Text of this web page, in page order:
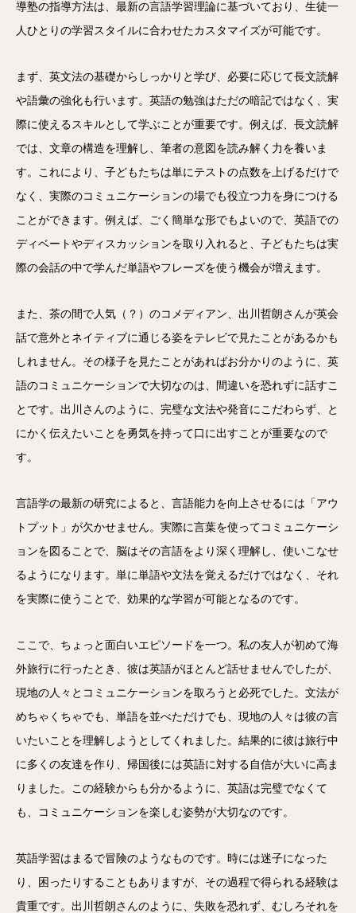
導塾の指導方法は、最新の言語学習理論に基づいており、生徒一
人ひとりの学習スタイルに合わせたカスタマイズが可能です。
まず、英文法の基礎からしっかりと学び、必要に応じて長文読解
や語彙の強化も行います。英語の勉強はただの暗記ではなく、実
際に使えるスキルとして学ぶことが重要です。例えば、長文読解
では、文章の構造を理解し、筆者の意図を読み解く力を養いま
す。これにより、子どもたちは単にテストの点数を上げるだけで
なく、実際のコミュニケーションの場でも役立つ力を身につける
ことができます。例えば、ごく簡単な形でもよいので、英語での
ディベートやディスカッションを取り入れると、子どもたちは実
際の会話の中で学んだ単語やフレーズを使う機会が増えます。
また、茶の間で人気（？）のコメディアン、出川哲朗さんが英会
話で意外とネイティブに通じる姿をテレビで見たことがあるかも
しれません。その様子を見たことがあればお分かりのように、英
語のコミュニケーションで大切なのは、間違いを恐れずに話すこ
とです。出川さんのように、完璧な文法や発音にこだわらず、と
にかく伝えたいことを勇気を持って口に出すことが重要なので
す。
言語学の最新の研究によると、言語能力を向上させるには「アウ
トプット」が欠かせません。実際に言葉を使ってコミュニケーシ
ョンを図ることで、脳はその言語をより深く理解し、使いこなせ
るようになります。単に単語や文法を覚えるだけではなく、それ
を実際に使うことで、効果的な学習が可能となるのです。
ここで、ちょっと面白いエピソードを一つ。私の友人が初めて海
外旅行に行ったとき、彼は英語がほとんど話せませんでしたが、
現地の人々とコミュニケーションを取ろうと必死でした。文法が
めちゃくちゃでも、単語を並べただけでも、現地の人々は彼の言
いたいことを理解しようとしてくれました。結果的に彼は旅行中
に多くの友達を作り、帰国後には英語に対する自信が大いに高ま
りました。この経験からも分かるように、英語は完璧でなくて
も、コミュニケーションを楽しむ姿勢が大切なのです。
英語学習はまるで冒険のようなものです。時には迷子になった
り、困ったりすることもありますが、その過程で得られる経験は
貴重です。出川哲朗さんのように、失敗を恐れず、むしろそれを